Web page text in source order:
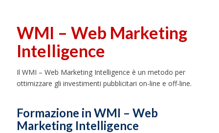
WMI – Web Marketing
Intelligence
Il WMI – Web Marketing Intelligence è un metodo per
ottimizzare gli investimenti pubblicitari on-line e off-line.
Formazione in WMI – Web
Marketing Intelligence